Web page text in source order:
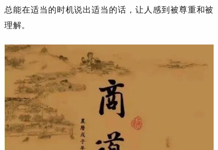
总能在适当的时机说出适当的话，让人感到被尊重和被
理解。